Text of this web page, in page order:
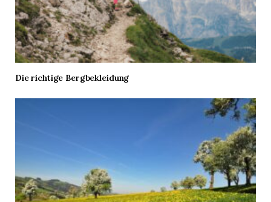
Die richtige Bergbekleidung